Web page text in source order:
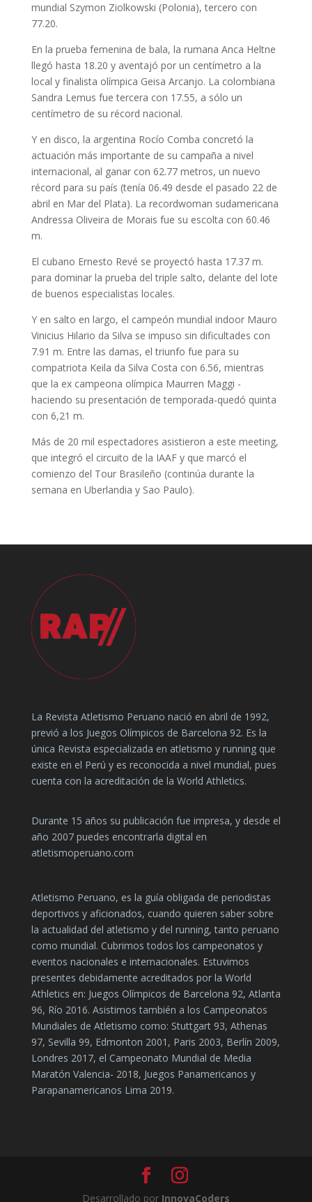
mundial Szymon Ziolkowski (Polonia), tercero con
77.20.
En la prueba femenina de bala, la rumana Anca Heltne
llegó hasta 18.20 y aventajó por un centímetro a la
local y finalista olímpica Geisa Arcanjo. La colombiana
Sandra Lemus fue tercera con 17.55, a sólo un
centímetro de su récord nacional.
Y en disco, la argentina Rocío Comba concretó la
actuación más importante de su campaña a nivel
internacional, al ganar con 62.77 metros, un nuevo
récord para su país (tenía 06.49 desde el pasado 22 de
abril en Mar del Plata). La recordwoman sudamericana
Andressa Oliveira de Morais fue su escolta con 60.46
m.
El cubano Ernesto Revé se proyectó hasta 17.37 m.
para dominar la prueba del triple salto, delante del lote
de buenos especialistas locales.
Y en salto en largo, el campeón mundial indoor Mauro
Vinicius Hilario da Silva se impuso sin dificultades con
7.91 m. Entre las damas, el triunfo fue para su
compatriota Keila da Silva Costa con 6.56, mientras
que la ex campeona olímpica Maurren Maggi -
haciendo su presentación de temporada-quedó quinta
con 6,21 m.
Más de 20 mil espectadores asistieron a este meeting,
que integró el circuito de la IAAF y que marcó el
comienzo del Tour Brasileño (continúa durante la
semana en Uberlandia y Sao Paulo).
La Revista Atletismo Peruano nació en abril de 1992,
previó a los Juegos Olímpicos de Barcelona 92. Es la
única Revista especializada en atletismo y running que
existe en el Perú y es reconocida a nivel mundial, pues
cuenta con la acreditación de la World Athletics.
Durante 15 años su publicación fue impresa, y desde el
año 2007 puedes encontrarla digital en
atletismoperuano.com
Atletismo Peruano, es la guía obligada de periodistas
deportivos y aficionados, cuando quieren saber sobre
la actualidad del atletismo y del running, tanto peruano
como mundial. Cubrimos todos los campeonatos y
eventos nacionales e internacionales. Estuvimos
presentes debidamente acreditados por la World
Athletics en: Juegos Olímpicos de Barcelona 92, Atlanta
96, Río 2016. Asistimos también a los Campeonatos
Mundiales de Atletismo como: Stuttgart 93, Athenas
97, Sevilla 99, Edmonton 2001, Paris 2003, Berlín 2009,
Londres 2017, el Campeonato Mundial de Media
Maratón Valencia- 2018, Juegos Panamericanos y
Parapanamericanos Lima 2019.
Desarrollado por InnovaCoders